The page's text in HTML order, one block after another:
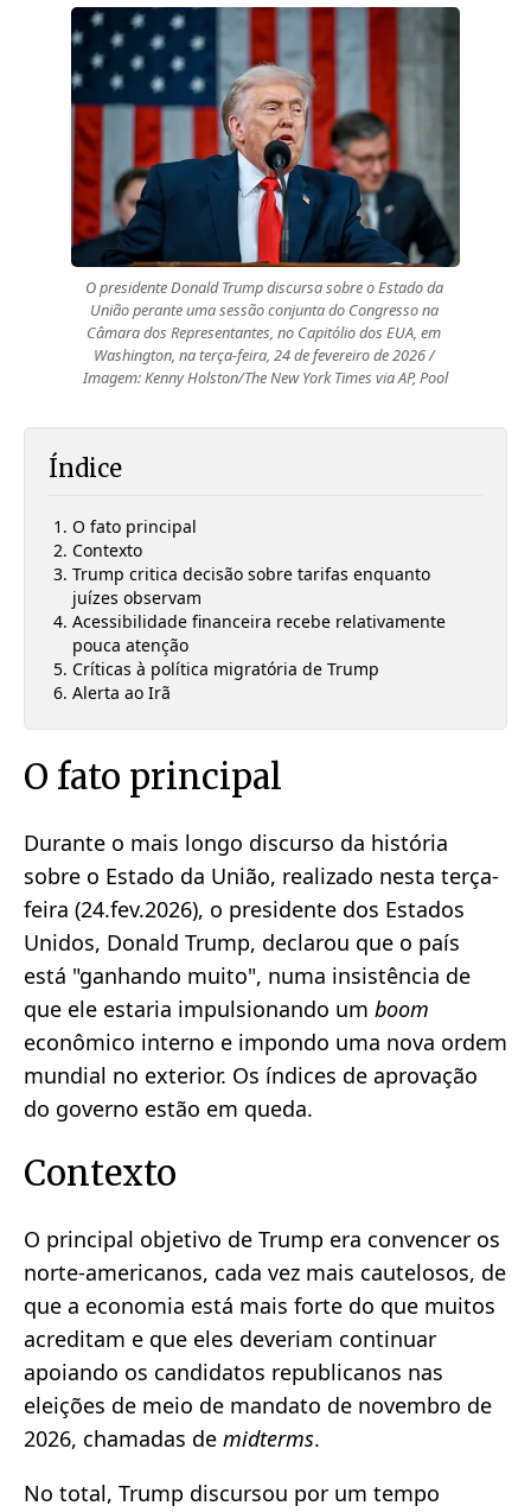
O presidente Donald Trump discursa sobre o Estado da
União perante uma sessão conjunta do Congresso na
Câmara dos Representantes, no Capitólio dos EUA, em
Washington, na terça-feira, 24 de fevereiro de 2026 /
Imagem: Kenny Holston/The New York Times via AP, Pool
Índice
O fato principal
Contexto
Trump critica decisão sobre tarifas enquanto
juízes observam
Acessibilidade financeira recebe relativamente
pouca atenção
Críticas à política migratória de Trump
Alerta ao Irã
O fato principal
Durante o mais longo discurso da história
sobre o Estado da União, realizado nesta terça-
feira (24.fev.2026), o presidente dos Estados
Unidos, Donald Trump, declarou que o país
está "ganhando muito", numa insistência de
que ele estaria impulsionando um boom
econômico interno e impondo uma nova ordem
mundial no exterior. Os índices de aprovação
do governo estão em queda.
Contexto
O principal objetivo de Trump era convencer os
norte-americanos, cada vez mais cautelosos, de
que a economia está mais forte do que muitos
acreditam e que eles deveriam continuar
apoiando os candidatos republicanos nas
eleições de meio de mandato de novembro de
2026, chamadas de midterms.
No total, Trump discursou por um tempo